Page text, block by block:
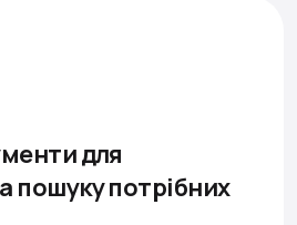
для
пошуку потрібних